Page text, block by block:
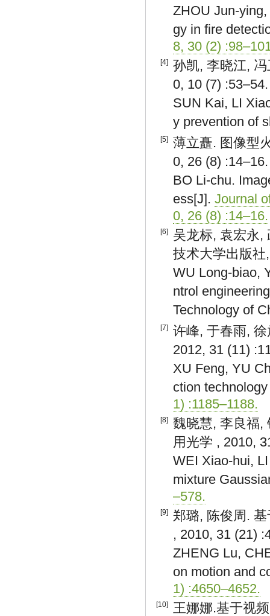
ZHOU Jun-
gy in fire
8, 30 (2)
[4]
孙凯, 李晓江,
0, 10 (7) :53–54.
SUN Kai, LI
y prevention of
[5]
薄立矗. 图像型
0, 26 (8) :14–16.
BO Li-chu.
ess[J]. Journal
0, 26 (8) :14–16.
[6]
吴龙标, 袁宏永,
技术大学出版社
WU Long-biao,
ntrol
Technology of
[7]
许峰, 于春雨,
2012, 31 (11)
XU Feng, YU
ction
1) :1185–1188.
[8]
魏晓慧, 李良福,
用光学 , 2010,
WEI Xiao-hui,
mixture
–578.
[9]
郑璐, 陈俊周.
, 2010, 31 (21)
ZHENG Lu,
on motion and
1) :4650–4652.
[10]
王娜娜.基于视